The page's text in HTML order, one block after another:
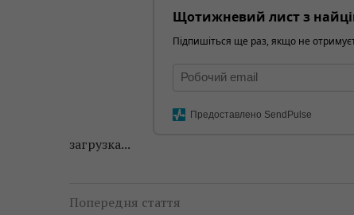
Щотижневий лист з
Підпишіться ще раз, якщо не
Предоставлено SendPulse
загрузка...
Попередня стаття